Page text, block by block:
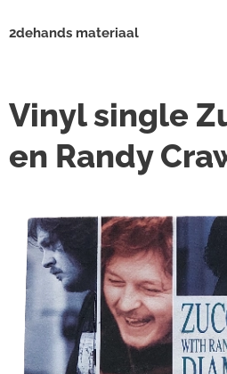
2dehands materiaal
Vinyl single
en Randy